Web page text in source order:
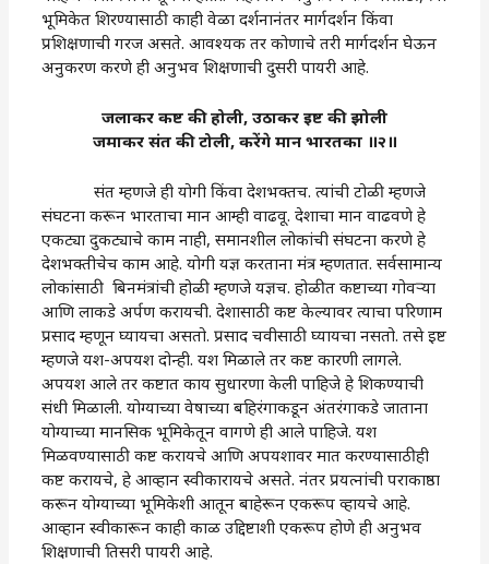
भूमिकेत शिरण्यासाठी काही वेळा दर्शनानंतर मार्गदर्शन किंवा
प्रशिक्षणाची गरज असते. आवश्यक तर कोणाचे तरी मार्गदर्शन घेऊन
अनुकरण करणे ही अनुभव शिक्षणाची दुसरी पायरी आहे.
जलाकर कष्ट की होली, उठाकर इष्ट की झोली
जमाकर संत की टोली, करेंगे मान भारतका ॥२॥
संत म्हणजे ही योगी किंवा देशभक्तच. त्यांची टोळी म्हणजे
संघटना करून भारताचा मान आम्ही वाढवू. देशाचा मान वाढवणे हे
एकट्या दुकट्याचे काम नाही, समानशील लोकांची संघटना करणे हे
देशभक्तीचेच काम आहे. योगी यज्ञ करताना मंत्र म्हणतात. सर्वसामान्य
लोकांसाठी बिनमंत्रांची होळी म्हणजे यज्ञच. होळीत कष्टाच्या गोवऱ्या
आणि लाकडे अर्पण करायची. देशासाठी कष्ट केल्यावर त्याचा परिणाम
प्रसाद म्हणून घ्यायचा असतो. प्रसाद चवीसाठी घ्यायचा नसतो. तसे इष्ट
म्हणजे यश-अपयश दोन्ही. यश मिळाले तर कष्ट कारणी लागले.
अपयश आले तर कष्टात काय सुधारणा केली पाहिजे हे शिकण्याची
संधी मिळाली. योग्याच्या वेषाच्या बहिरंगाकडून अंतरंगाकडे जाताना
योग्याच्या मानसिक भूमिकेतून वागणे ही आले पाहिजे. यश
मिळवण्यासाठी कष्ट करायचे आणि अपयशावर मात करण्यासाठीही
कष्ट करायचे, हे आव्हान स्वीकारायचे असते. नंतर प्रयत्नांची पराकाष्ठा
करून योग्याच्या भूमिकेशी आतून बाहेरून एकरूप व्हायचे आहे.
आव्हान स्वीकारून काही काळ उद्दिष्टाशी एकरूप होणे ही अनुभव
शिक्षणाची तिसरी पायरी आहे.